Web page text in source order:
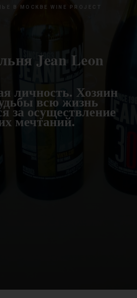
В МОСКВЕ WINE PROJECT
Jean Leon
личность. Хозяин
всю жизнь
за осуществление
мечтаний.